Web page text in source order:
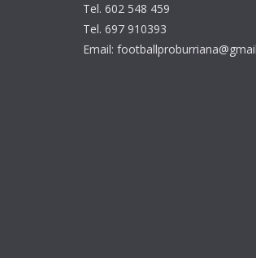
Tel. 602 548 459
Tel. 697 910393
Email: